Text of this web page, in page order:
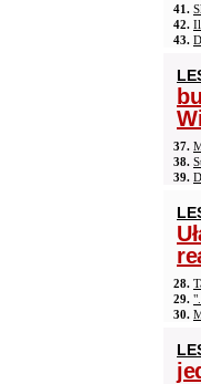
41.
42.
43.
37.
38.
39.
28.
29.
30.